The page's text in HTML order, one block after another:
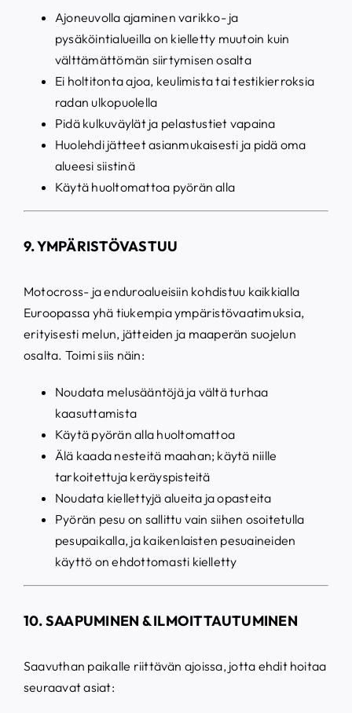
Ajoneuvolla ajaminen varikko- ja
pysäköintialueilla on kielletty muutoin kuin
välttämättömän siirtymisen osalta
Ei holtitonta ajoa, keulimista tai testikierroksia
radan ulkopuolella
Pidä kulkuväylät ja pelastustiet vapaina
Huolehdi jätteet asianmukaisesti ja pidä oma
alueesi siistinä
Käytä huoltomattoa pyörän alla
9. YMPÄRISTÖVASTUU
Motocross- ja enduroalueisiin kohdistuu kaikkialla
Euroopassa yhä tiukempia ympäristövaatimuksia,
erityisesti melun, jätteiden ja maaperän suojelun
osalta. Toimi siis näin:
Noudata melusääntöjä ja vältä turhaa
kaasuttamista
Käytä pyörän alla huoltomattoa
Älä kaada nesteitä maahan; käytä niille
tarkoitettuja keräyspisteitä
Noudata kiellettyjä alueita ja opasteita
Pyörän pesu on sallittu vain siihen osoitetulla
pesupaikalla, ja kaikenlaisten pesuaineiden
käyttö on ehdottomasti kielletty
10. SAAPUMINEN & ILMOITTAUTUMINEN
Saavuthan paikalle riittävän ajoissa, jotta ehdit hoitaa
seuraavat asiat: